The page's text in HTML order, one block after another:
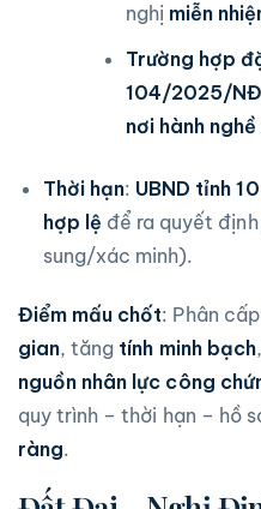
nghị miễn
Trường hợp
104/2025/
nơi hành
Thời hạn: UBND tỉnh
hợp lệ để ra quyết
sung/xác minh).
Điểm mấu chốt: Phân
gian, tăng tính minh bạch
nguồn nhân lực công
quy trình – thời hạn – hồ
ràng.